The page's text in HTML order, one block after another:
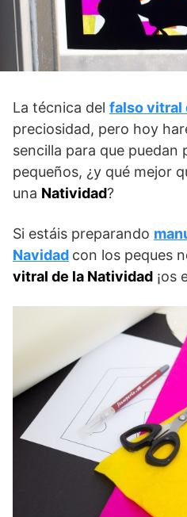
La técnica del falso vitral
preciosidad, pero hoy
sencilla para que
pequeños, ¿y qué mejor
una Natividad?
Si estáis preparando
Navidad con los peques
vitral de la Natividad ¡os